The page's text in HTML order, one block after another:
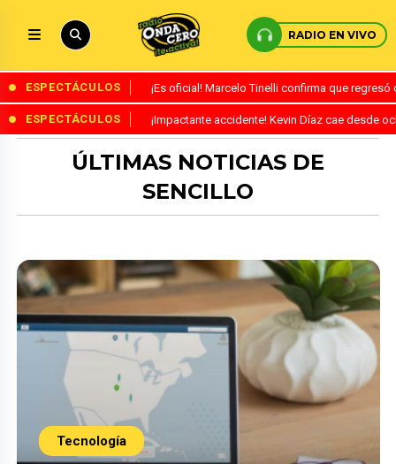
RADIO EN VIVO
ESPECTÁCULOS ¡Es oficial! Marcelo Tinelli confirma que
ESPECTÁCULOS ¡Impactante accidente! Kevin Díaz cae desde
ÚLTIMAS NOTICIAS DE
SENCILLO
Tecnología